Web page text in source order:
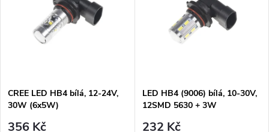
p
Abecedně
s
p
CREE LED HB4 bílá, 12-24V,
30W (6x5W)
356 Kč
LED HB4 (9006) bílá, 10-30V,
12SMD 5630 + 3W
232 Kč